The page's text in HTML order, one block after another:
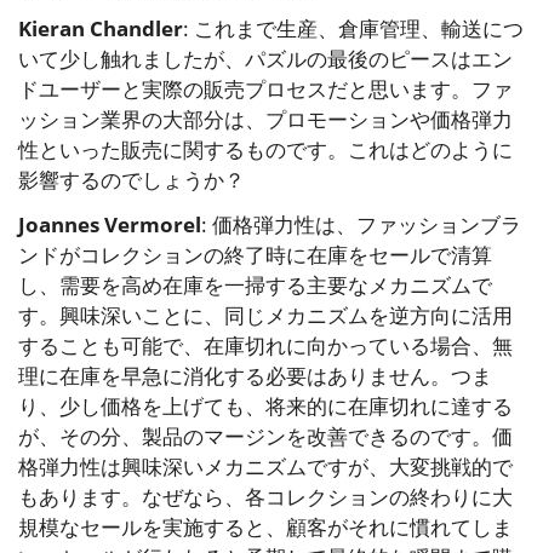
Kieran Chandler: これまで生産、倉庫管理、輸送につ
いて少し触れましたが、パズルの最後のピースはエン
ドユーザーと実際の販売プロセスだと思います。ファ
ッション業界の大部分は、プロモーションや価格弾力
性といった販売に関するものです。これはどのように
影響するのでしょうか？
Joannes Vermorel: 価格弾力性は、ファッションブラ
ンドがコレクションの終了時に在庫をセールで清算
し、需要を高め在庫を一掃する主要なメカニズムで
す。興味深いことに、同じメカニズムを逆方向に活用
することも可能で、在庫切れに向かっている場合、無
理に在庫を早急に消化する必要はありません。つま
り、少し価格を上げても、将来的に在庫切れに達する
が、その分、製品のマージンを改善できるのです。価
格弾力性は興味深いメカニズムですが、大変挑戦的で
もあります。なぜなら、各コレクションの終わりに大
規模なセールを実施すると、顧客がそれに慣れてしま